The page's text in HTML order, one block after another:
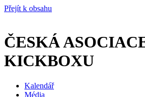
Přejít k obsahu
ČESKÁ
KICKBOXU
Kalendář
Média